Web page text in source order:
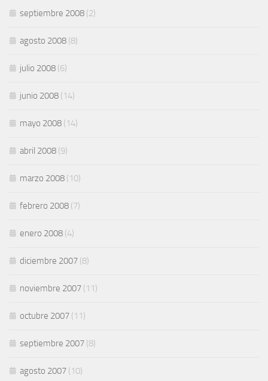
septiembre 2008 (2)
agosto 2008 (8)
julio 2008 (6)
junio 2008 (14)
mayo 2008 (14)
abril 2008 (9)
marzo 2008 (10)
febrero 2008 (7)
enero 2008 (4)
diciembre 2007 (8)
noviembre 2007 (11)
octubre 2007 (11)
septiembre 2007 (8)
agosto 2007 (10)